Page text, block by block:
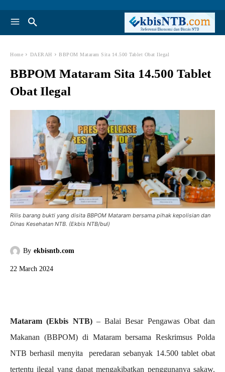
Home DAERAH BBPOM Mataram Sita 14.500 Tablet Obat Ilegal
BBPOM Mataram Sita 14.500 Tablet
Obat Ilegal
Rilis barang bukti yang disita BBPOM Mataram bersama pihak kepolisian dan
Dinas Kesehatan NTB. (Ekbis NTB/bul)
By ekbisntb.com
22 March 2024
Mataram (Ekbis NTB)– Balai Besar Pengawas Obat dan
Makanan (BBPOM) di Mataram bersama Reskrimsus Polda
NTB berhasil menyita peredaran sebanyak 14.500 tablet obat
tertentu ilegal yang dapat mengakibatkan penggunanya sakaw.